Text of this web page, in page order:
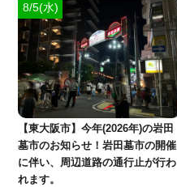
8/5(水)
【東大阪市】今年(2026年)の岩田
墓市のお知らせ！岩田墓市の開催
に伴い、周辺道路の通行止が行わ
れます。